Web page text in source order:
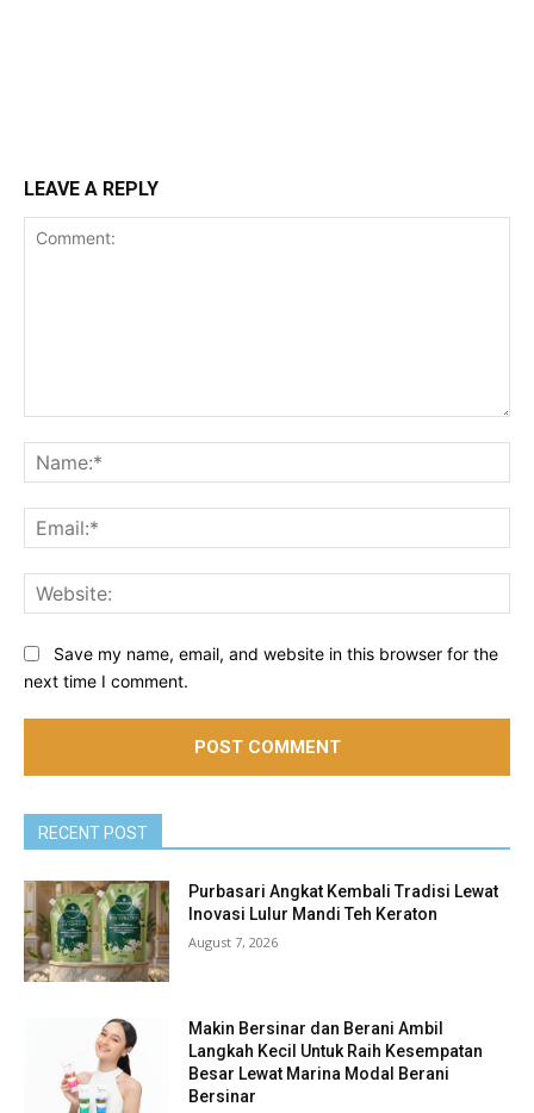
LEAVE A REPLY
Save my name, email, and website in this browser for the
next time I comment.
RECENT POST
Purbasari Angkat Kembali Tradisi Lewat
Inovasi Lulur Mandi Teh Keraton
August 7, 2026
Makin Bersinar dan Berani Ambil
Langkah Kecil Untuk Raih Kesempatan
Besar Lewat Marina Modal Berani
Bersinar